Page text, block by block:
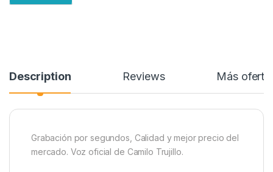
Description Reviews Más
Grabación por segundos, Calidad y mejor precio del
mercado. Voz oficial de Camilo Trujillo.